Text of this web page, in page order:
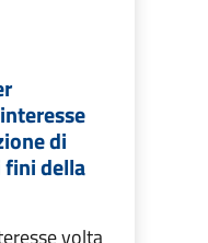
di
della
volta